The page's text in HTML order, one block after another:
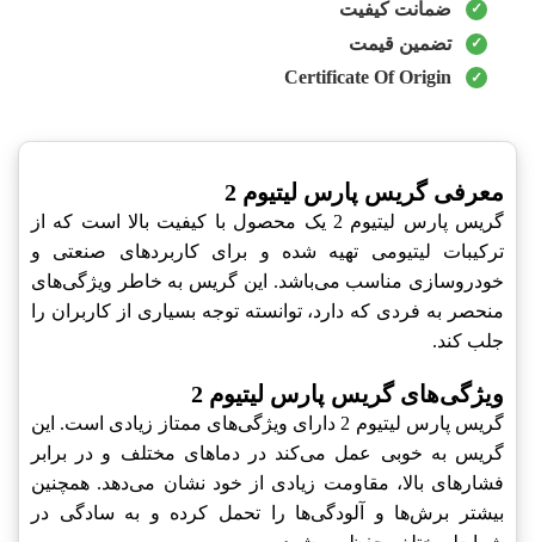
ضمانت کیفیت
تضمین قیمت
Certificate Of Origin
معرفی گریس پارس لیتیوم 2
گریس پارس لیتیوم 2 یک محصول با کیفیت بالا است که از
ترکیبات لیتیومی تهیه شده و برای کاربردهای صنعتی و
خودروسازی مناسب می‌باشد. این گریس به خاطر ویژگی‌های
منحصر به فردی که دارد، توانسته توجه بسیاری از کاربران را
جلب کند.
ویژگی‌های گریس پارس لیتیوم 2
گریس پارس لیتیوم 2 دارای ویژگی‌های ممتاز زیادی است. این
گریس به خوبی عمل می‌کند در دماهای مختلف و در برابر
فشارهای بالا، مقاومت زیادی از خود نشان می‌دهد. همچنین
بیشتر برش‌ها و آلودگی‌ها را تحمل کرده و به سادگی در